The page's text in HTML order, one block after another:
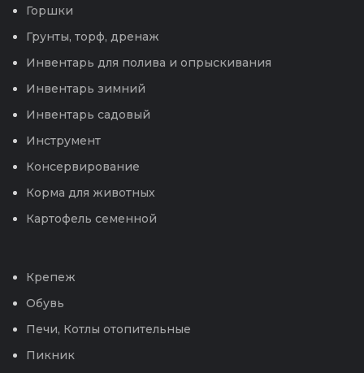
Горшки
Грунты, торф, дренаж
Инвентарь для полива и опрыскивания
Инвентарь зимний
Инвентарь садовый
Инструмент
Консервирование
Корма для животных
Картофель семенной
Крепеж
Обувь
Печи, Котлы отопительные
Пикник